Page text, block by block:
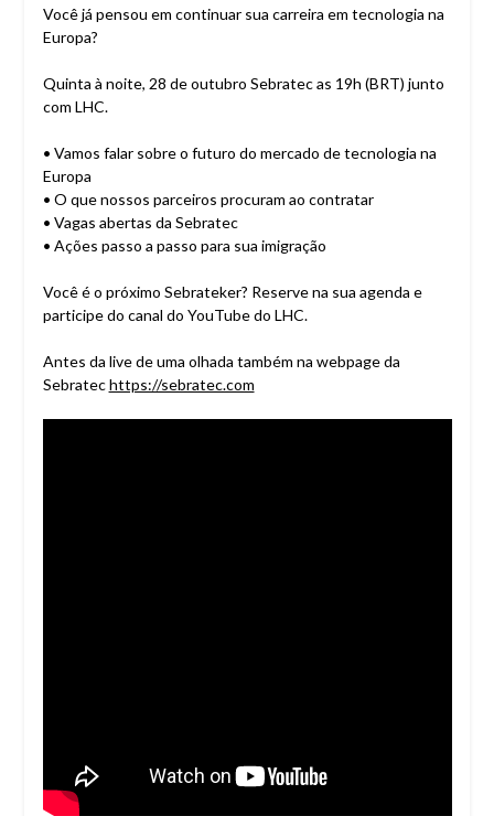
Você já pensou em continuar sua carreira em tecnologia na
Europa?
Quinta à noite, 28 de outubro Sebratec as 19h (BRT) junto
com LHC.
• Vamos falar sobre o futuro do mercado de tecnologia na
Europa
• O que nossos parceiros procuram ao contratar
• Vagas abertas da Sebratec
• Ações passo a passo para sua imigração
Você é o próximo Sebrateker? Reserve na sua agenda e
participe do canal do YouTube do LHC.
Antes da live de uma olhada também na webpage da
Sebratechttps://sebratec.com